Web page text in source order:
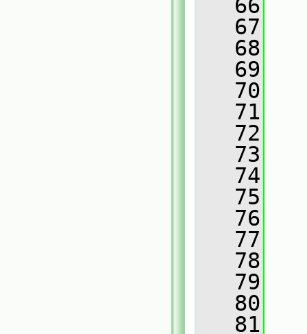
   66
   67
   68
   69
   70
   71
   72
   73
   74
   75
   76
   77
   78
   79
   80
   81